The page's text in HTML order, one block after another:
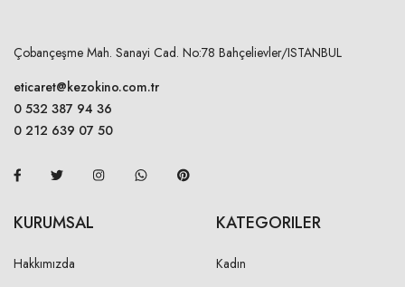
Çobançeşme Mah. Sanayi Cad. No:78 Bahçelievler/ISTANBUL
eticaret@kezokino.com.tr
0 532 387 94 36
0 212 639 07 50
KURUMSAL
Hakkımızda
KATEGORILER
Kadın